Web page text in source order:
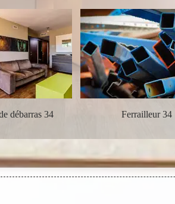
débarras 34 Ferrailleur 34